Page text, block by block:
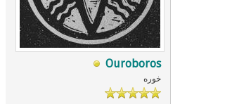
Ouroboros
خوره